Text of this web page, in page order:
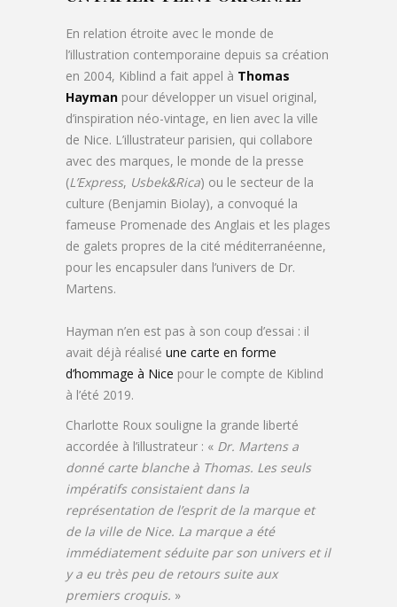
En relation étroite avec le monde de
l’illustration contemporaine depuis sa création
en 2004, Kiblind a fait appel à Thomas
Hayman pour développer un visuel original,
d’inspiration néo-vintage, en lien avec la ville
de Nice. L’illustrateur parisien, qui collabore
avec des marques, le monde de la presse
(L’Express, Usbek&Rica) ou le secteur de la
culture (Benjamin Biolay), a convoqué la
fameuse Promenade des Anglais et les plages
de galets propres de la cité méditerranéenne,
pour les encapsuler dans l’univers de Dr.
Martens.
Hayman n’en est pas à son coup d’essai : il
avait déjà réalisé une carte en forme
d’hommage à Nice pour le compte de Kiblind
à l’été 2019.
Charlotte Roux souligne la grande liberté
accordée à l’illustrateur : « Dr. Martens a
donné carte blanche à Thomas. Les seuls
impératifs consistaient dans la
représentation de l’esprit de la marque et
de la ville de Nice. La marque a été
immédiatement séduite par son univers et il
y a eu très peu de retours suite aux
premiers croquis. »